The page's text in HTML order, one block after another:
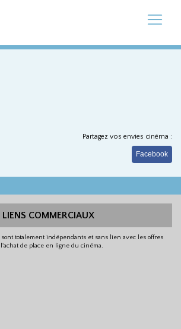
Partagez vos envies cinéma :
Facebook
LIENS COMMERCIAUX
totalement indépendants et sans lien avec les offres
l'achat de place en ligne du cinéma.